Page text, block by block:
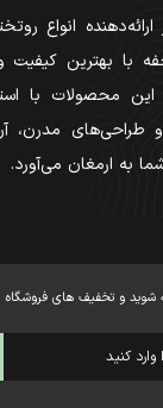
ارائه‌دهنده انواع
با بهترین کیفیت
محصولات با
طراحی‌های مدرن،
به ارمغان می‌آورد.
شوید و تخفیف های فروشگاه